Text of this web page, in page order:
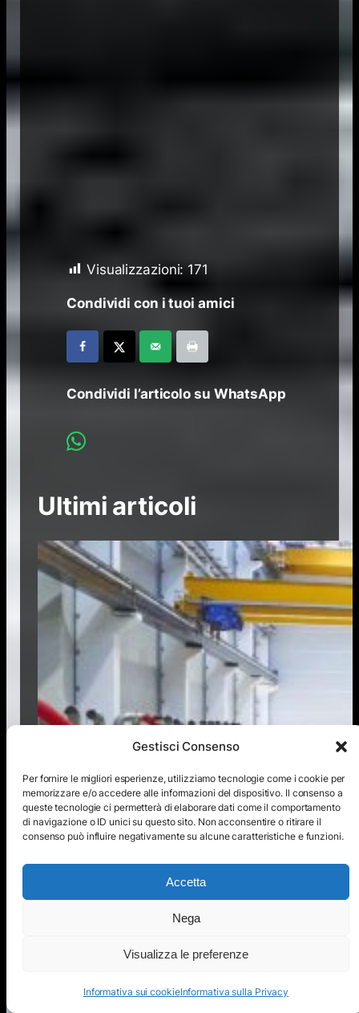
Gestisci Consenso
Per fornire le migliori esperienze, utilizziamo tecnologie come i cookie per
memorizzare e/o accedere alle informazioni del dispositivo. Il consenso a
queste tecnologie ci permetterà di elaborare dati come il comportamento
di navigazione o ID unici su questo sito. Non acconsentire o ritirare il
consenso può influire negativamente su alcune caratteristiche e funzioni.
Accetta
Nega
Visualizza le preferenze
Informativa sui cookieInformativa sulla Privacy
Visualizzazioni: 171
Condividi con i tuoi amici
Condividi l’articolo su WhatsApp
Ultimi articoli